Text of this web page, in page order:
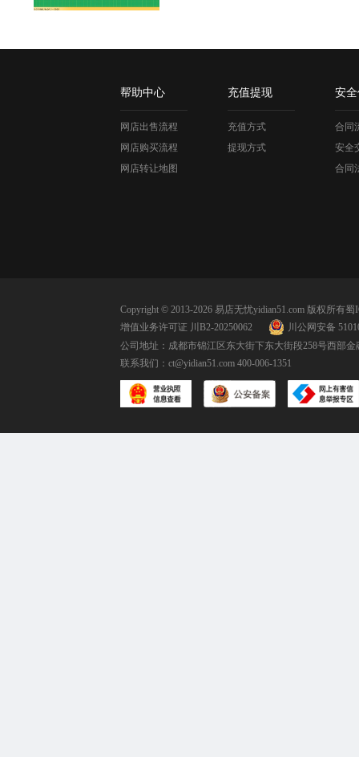
帮助中心
网店出售流程
网店购买流程
网店转让地图
充值提现
充值方式
提现方式
安
合同
安全
合同
Copyright © 2013-2026 易店无忧yidian51.com 版权所有蜀
增值业务许可证 川B2-20250062
川公网安备
公司地址：成都市锦江区东大街下东大街段258号西部金
联系我们： ct@yidian51.com 400-006-1351